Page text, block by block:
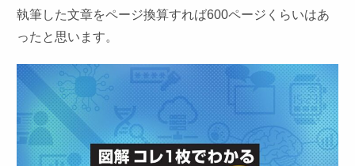
執筆した文章をページ換算すれば600ページくらいはあ
ったと思います。